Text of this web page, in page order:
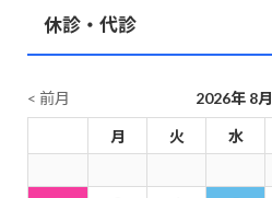
休診・代診
< 前月 2026年 8月
月 火 水